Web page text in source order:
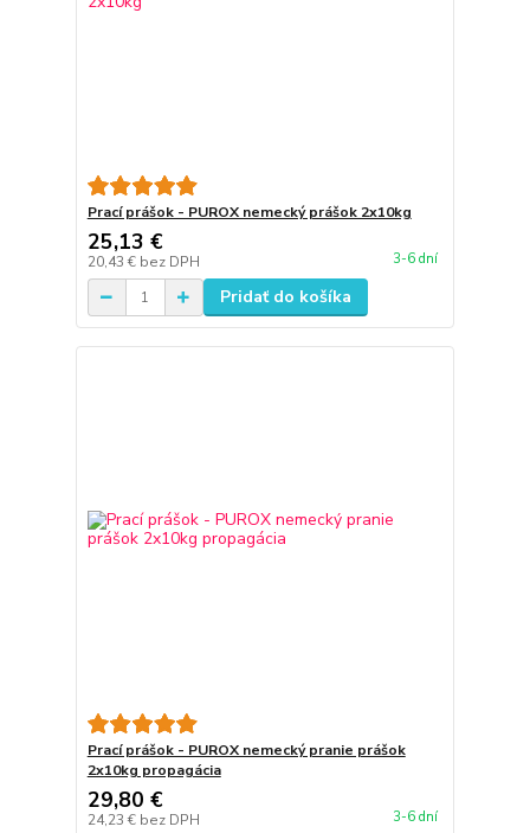
Prací prášok - PUROX nemecký prášok 2x10kg
25,13 €
20,43 € bez DPH 3-6 dní
Pridať do košíka
Prací prášok - PUROX nemecký pranie prášok
2x10kg propagácia
29,80 €
24,23 € bez DPH 3-6 dní